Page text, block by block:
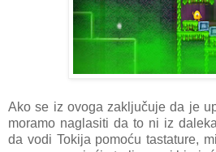
Ako se iz ovoga zaključuje da je
moramo naglasiti da to ni iz
da vodi Tokija pomoću tastature,